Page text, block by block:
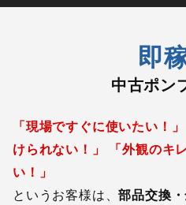
即
中古ポン
「現場ですぐに使いたい！
けられない！」 「外観のキ
い！」
というお客様は、部品交換